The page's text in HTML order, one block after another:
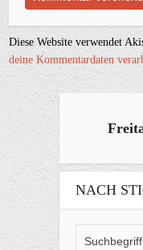
Diese Website verwendet
deine Kommentardaten
NACH